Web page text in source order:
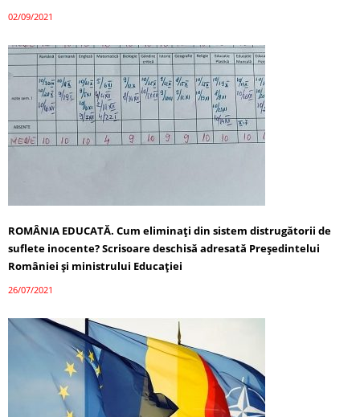
02/09/2021
ROMÂNIA EDUCATĂ. Cum eliminați din sistem distrugătorii de
suflete inocente? Scrisoare deschisă adresată Președintelui
României și ministrului Educației
26/07/2021